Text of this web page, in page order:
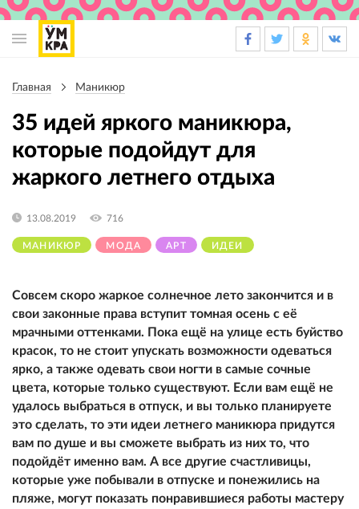
навигации
Главная Маникюр
35 идей яркого маникюра,
которые подойдут для
жаркого летнего отдыха
МАНИКЮР МОДА АРТ ИДЕИ
13.08.2019 716
Совсем скоро жаркое солнечное лето закончится и в
свои законные права вступит томная осень с её
мрачными оттенками. Пока ещё на улице есть буйство
красок, то не стоит упускать возможности одеваться
ярко, а также одевать свои ногти в самые сочные
цвета, которые только существуют. Если вам ещё не
удалось выбраться в отпуск, и вы только планируете
это сделать, то эти идеи летнего маникюра придутся
вам по душе и вы сможете выбрать из них то, что
подойдёт именно вам. А все другие счастливицы,
которые уже побывали в отпуске и понежились на
пляже, могут показать понравившиеся работы мастеру